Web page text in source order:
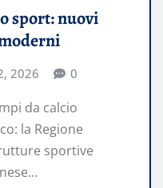
sport: nuovi
2026 0
da calcio
la Regione
sportive